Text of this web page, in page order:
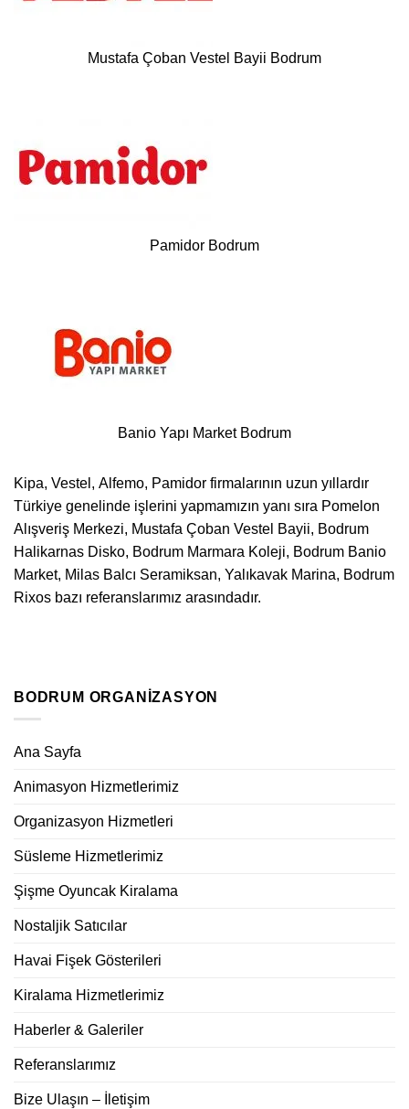
Mustafa Çoban Vestel Bayii Bodrum
Pamidor Bodrum
Banio Yapı Market Bodrum
Kipa, Vestel, Alfemo, Pamidor firmalarının uzun yıllardır
Türkiye genelinde işlerini yapmamızın yanı sıra Pomelon
Alışveriş Merkezi, Mustafa Çoban Vestel Bayii, Bodrum
Halikarnas Disko, Bodrum Marmara Koleji, Bodrum Banio
Market, Milas Balcı Seramiksan, Yalıkavak Marina, Bodrum
Rixos bazı referanslarımız arasındadır.
BODRUM ORGANIZASYON
Ana Sayfa
Animasyon Hizmetlerimiz
Organizasyon Hizmetleri
Süsleme Hizmetlerimiz
Şişme Oyuncak Kiralama
Nostaljik Satıcılar
Havai Fişek Gösterileri
Kiralama Hizmetlerimiz
Haberler & Galeriler
Referanslarımız
Bize Ulaşın – İletişim